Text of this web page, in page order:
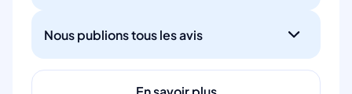
Nous publions tous les avis